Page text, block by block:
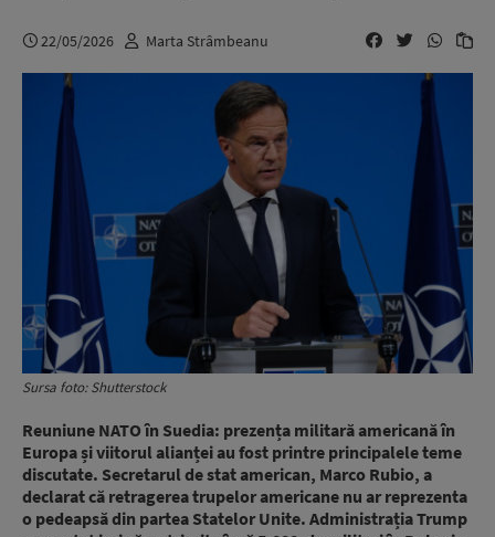
22/05/2026 Marta Strâmbeanu
Sursa foto: Shutterstock
Reuniune NATO în Suedia: prezența militară americană în
Europa și viitorul alianței au fost printre principalele teme
discutate. Secretarul de stat american, Marco Rubio, a
declarat că retragerea trupelor americane nu ar reprezenta
o pedeapsă din partea Statelor Unite. Administrația Trump